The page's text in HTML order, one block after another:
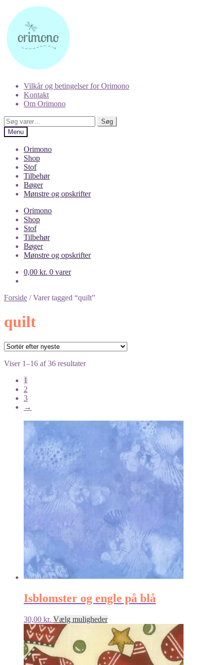
Spring
navigation
Spring
indhold
Vilkår og betingelser for Orimono
Kontakt
Om Orimono
Søg
efter:
Søg
Menu
Orimono
Shop
Stof
Tilbehør
Bøger
Mønstre og opskrifter
Orimono
Shop
Stof
Tilbehør
Bøger
Mønstre og opskrifter
0,00 kr. 0 varer
Forside /Varer tagged “quilt”
quilt
Viser 1–16 af 36 resultaterSorteret
1
2
3
→
Isblomster og engle på blå
30,00 kr. Vælg mulighederDette
vare
har
flere
varianter.
Mulighederne